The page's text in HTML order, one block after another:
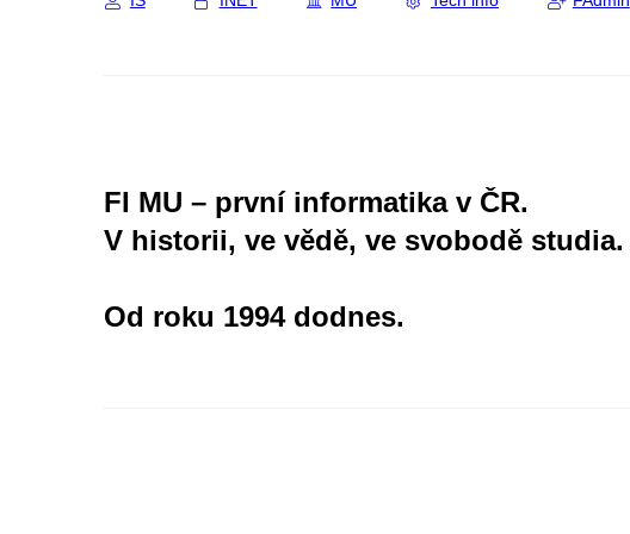
FI MU – první informatika v ČR.
V historii, ve vědě, ve svobodě studia.
Od roku 1994 dodnes.